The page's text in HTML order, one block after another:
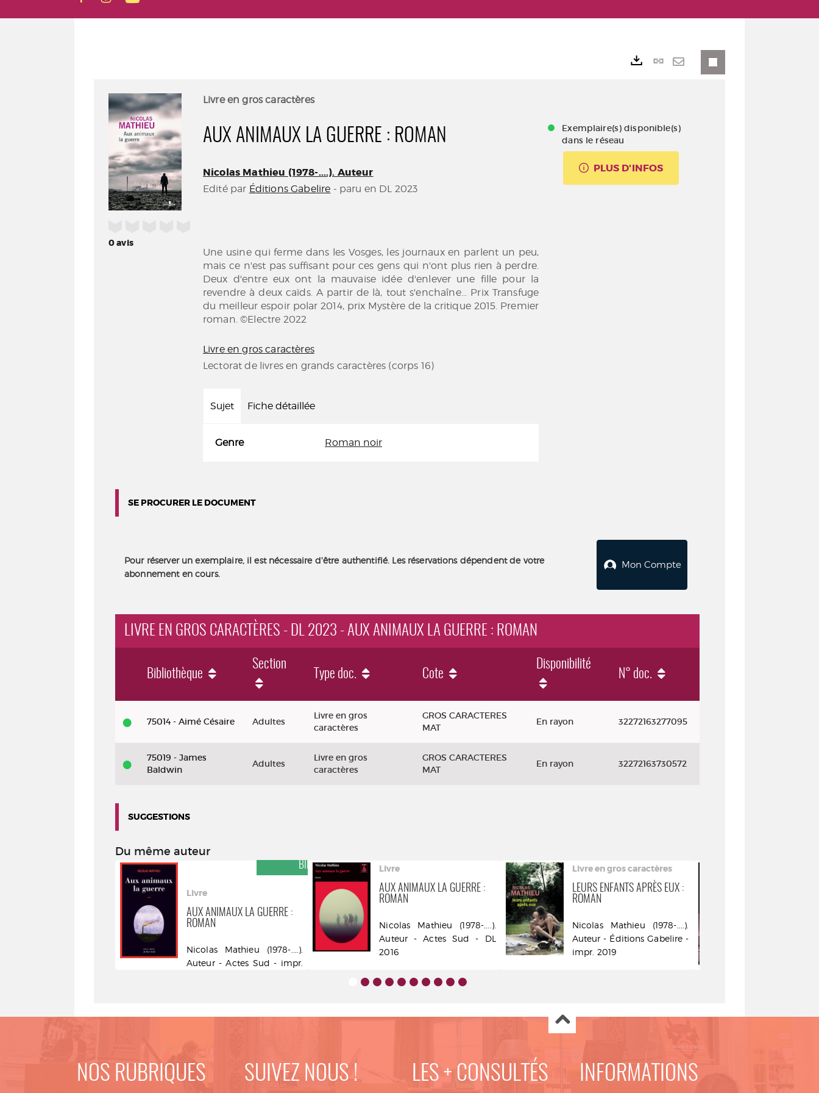
0avis
Livre en gros caractères
AUX ANIMAUX LA GUERRE : ROMAN
Nicolas Mathieu (1978-....). Auteur
Edité par Éditions Gabelire - paru en DL 2023
Une usine qui ferme dans les Vosges, les journaux en parlent un peu,
mais ce n'est pas suffisant pour ces gens qui n'ont plus rien à perdre.
Deux d'entre eux ont la mauvaise idée d'enlever une fille pour la
revendre à deux caïds. A partir de là, tout s'enchaîne... Prix Transfuge
du meilleur espoir polar 2014, prix Mystère de la critique 2015. Premier
roman. ©Electre 2022
Livre en gros caractères
Lectorat de livres en grands caractères (corps 16)
Sujet Fiche détaillée
Genre Roman noir
Lien
fenêtre)
mail
Exemplaire(s) disponible(s)
dans le réseau
PLUS D'INFOS
SE PROCURER LE DOCUMENT
Pour réserver un exemplaire, il est nécessaire d'être authentifié. Les réservations dépendent de votre
abonnement en cours.
Mon Compte
LIVRE EN GROS CARACTÈRES - DL 2023 - AUX ANIMAUX LA GUERRE : ROMAN
en
caractères
DL
2023
Aux
animaux
guerre
roman
Bibliothèque
Section
Type doc. Cote
Disponibilité
N° doc.
75014 - Aimé Césaire Adultes
Livre en gros
caractères
GROS CARACTERES
MAT
En rayon 32272163277095
75019 - James
Baldwin
Adultes
Livre en gros
caractères
GROS CARACTERES
MAT
En rayon 32272163730572
SUGGESTIONS
Du même auteur
BIBLIOTHÉCAIRES
Livre
AUX ANIMAUX LA GUERRE :
ROMAN
Nicolas Mathieu (1978-....).
Auteur - Actes Sud - impr.
Livre
AUX ANIMAUX LA GUERRE :
ROMAN
Nicolas Mathieu (1978-....).
Auteur - Actes Sud - DL
2016
Livre en gros caractères
LEURS ENFANTS APRÈS EUX :
ROMAN
Nicolas Mathieu (1978-....).
Auteur - Éditions Gabelire -
impr. 2019
NOS RUBRIQUES SUIVEZ NOUS ! LES + CONSULTÉS INFORMATIONS